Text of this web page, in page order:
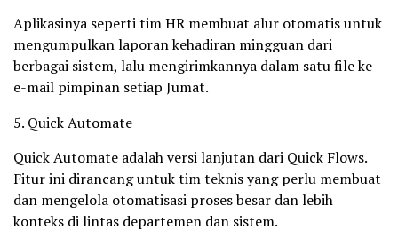
Aplikasinya seperti tim HR membuat alur otomatis untuk
mengumpulkan laporan kehadiran mingguan dari
berbagai sistem, lalu mengirimkannya dalam satu file ke
e-mail pimpinan setiap Jumat.
5. Quick Automate
Quick Automate adalah versi lanjutan dari Quick Flows.
Fitur ini dirancang untuk tim teknis yang perlu membuat
dan mengelola otomatisasi proses besar dan lebih
konteks di lintas departemen dan sistem.